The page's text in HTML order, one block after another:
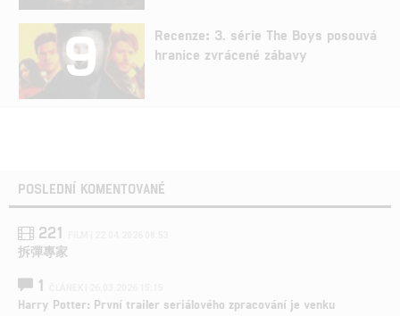
9
Recenze: 3. série The Boys posouvá
hranice zvrácené zábavy
POSLEDNÍ KOMENTOVANÉ
221
拆彈專家
1
Harry Potter: První trailer seriálového zpracování je venku